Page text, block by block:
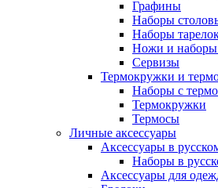
Графины
Наборы
Наборы
Ножи и
Сервизы
Термокружки и
Наборы с
Термокружки
Термосы
Личные аксессуары
Аксессуары в
Наборы в
Аксессуары для